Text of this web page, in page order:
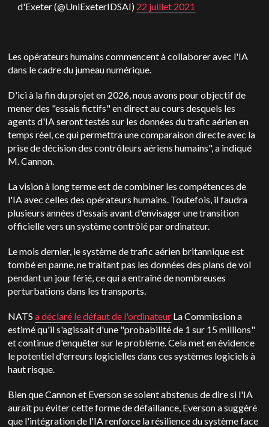
d'Exeter (@UniExeterIDSAI) 22 juillet 2021
Les opérateurs humains commencent à collaborer avec l'IA
dans le cadre du jumeau numérique.
D'ici à la fin du projet en 2026, nous avons pour objectif de
mener des "essais fictifs" en direct au cours desquels les
agents d'IA seront testés sur les données du trafic aérien en
temps réel, ce qui permettra une comparaison directe avec la
prise de décision des contrôleurs aériens humains", a indiqué
M. Cannon.
La vision à long terme est de combiner les compétences de
l'IA avec celles des opérateurs humains. Toutefois, il faudra
plusieurs années d'essais avant d'envisager une transition
officielle vers un système contrôlé par ordinateur.
Le mois dernier, le système de trafic aérien britannique est
tombé en panne, ne traitant pas les données des plans de vol
pendant un jour férié, ce qui a entraîné de nombreuses
perturbations dans les transports.
NATSa déclaré le défaut de l'ordinateur La Commission a
estimé qu'il s'agissait d'une "probabilité de 1 sur 15 millions"
et continue d'enquêter sur le problème. Cela met en évidence
le potentiel d'erreurs logicielles dans ces systèmes logiciels à
haut risque.
Bien que Cannon et Everson se soient abstenus de dire si l'IA
aurait pu éviter cette forme de défaillance, Everson a suggéré
que l'intégration de l'IA renforce la résilience du système face